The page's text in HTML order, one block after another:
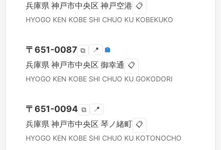
兵庫県 神戸市中央区 神戸空港 📋
HYOGO KEN KOBE SHI CHUO KU KOBEKUKO
〒651-0087 ⧉ 📍 🏣
兵庫県 神戸市中央区 御幸通 📋
HYOGO KEN KOBE SHI CHUO KU GOKODORI
〒651-0094 ⧉ 📍
兵庫県 神戸市中央区 琴ノ緒町 📋
HYOGO KEN KOBE SHI CHUO KU KOTONOCHO